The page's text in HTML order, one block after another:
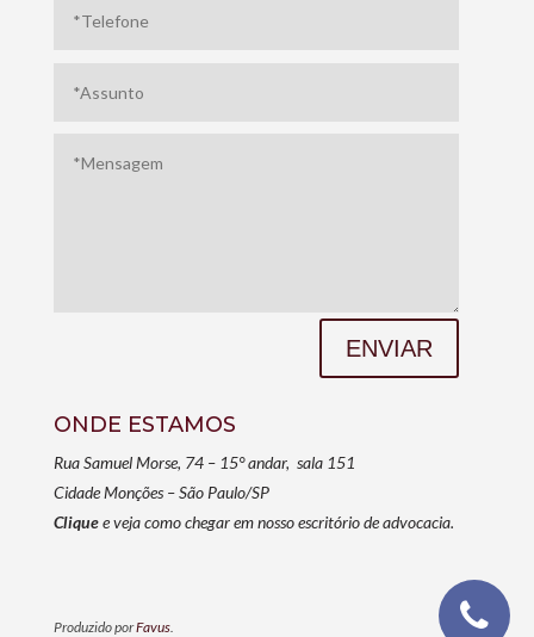
ENVIAR
ONDE ESTAMOS
Rua Samuel Morse, 74 – 15° andar, sala 151
Cidade Monções – São Paulo/SP
Cliquee veja como chegar em nosso escritório de advocacia.
Produzido porFavus.